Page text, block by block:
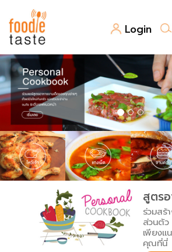
Login
สูตรอาหาร
สูตรอาหารล่าสุด
Top Foodie
พาไปชิม
สารพันก้นครัว
เคล็ดลับน่ารู้
เปรียบเทียบหน่วยการตวง
เปรียบเทียบอุณหภูมิ
เปรียบเทียบน้ำหนักวัตถุดิบ
FoodPedia
สร้าง Cookbook
สูตร
ร่วมสร้
ส่วนตัว
เพียงแ
คุณที่นี่